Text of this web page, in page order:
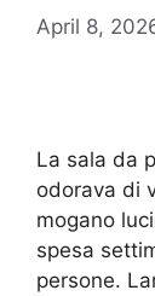
April 8,
La sala da
odorava di
mogano
spesa
persone.